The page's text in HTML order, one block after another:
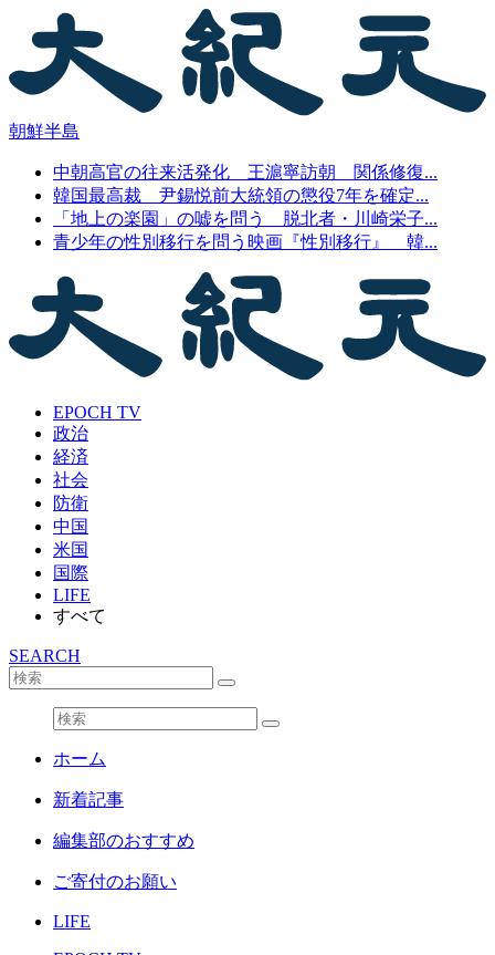
朝鮮半島
中朝高官の往来活発化 王滬寧訪朝 関係修復...
韓国最高裁 尹錫悦前大統領の懲役7年を確定...
「地上の楽園」の嘘を問う 脱北者・川崎栄子...
青少年の性別移行を問う映画『性別移行』 韓...
EPOCH TV
政治
経済
社会
防衛
中国
米国
国際
LIFE
すべて
SEARCH
ホーム
新着記事
編集部のおすすめ
ご寄付のお願い
LIFE